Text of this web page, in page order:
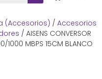
(Accesorios) / Accesorios
/ AISENS CONVERSOR
1000 MBPS 15CM BLANCO